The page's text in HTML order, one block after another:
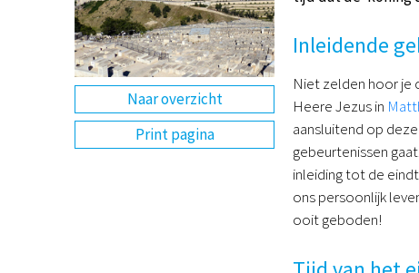
Naar overzicht
Print pagina
Inleidende
Niet zelden hoor je
Heere Jezus in
aansluitend op
gebeurtenissen
inleiding tot de
ons persoonlijk
ooit geboden!